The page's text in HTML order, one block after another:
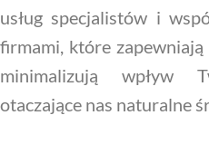
usług specjalistów i
firmami, które
minimalizują wpływ
otaczające nas naturalne